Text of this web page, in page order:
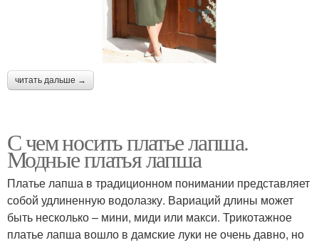
читать дальше →
С чем носить платье лапша.
Модные платья лапша
Платье лапша в традиционном понимании представляет
собой удлиненную водолазку. Вариаций длины может
быть несколько – мини, миди или макси. Трикотажное
платье лапша вошло в дамские луки не очень давно, но